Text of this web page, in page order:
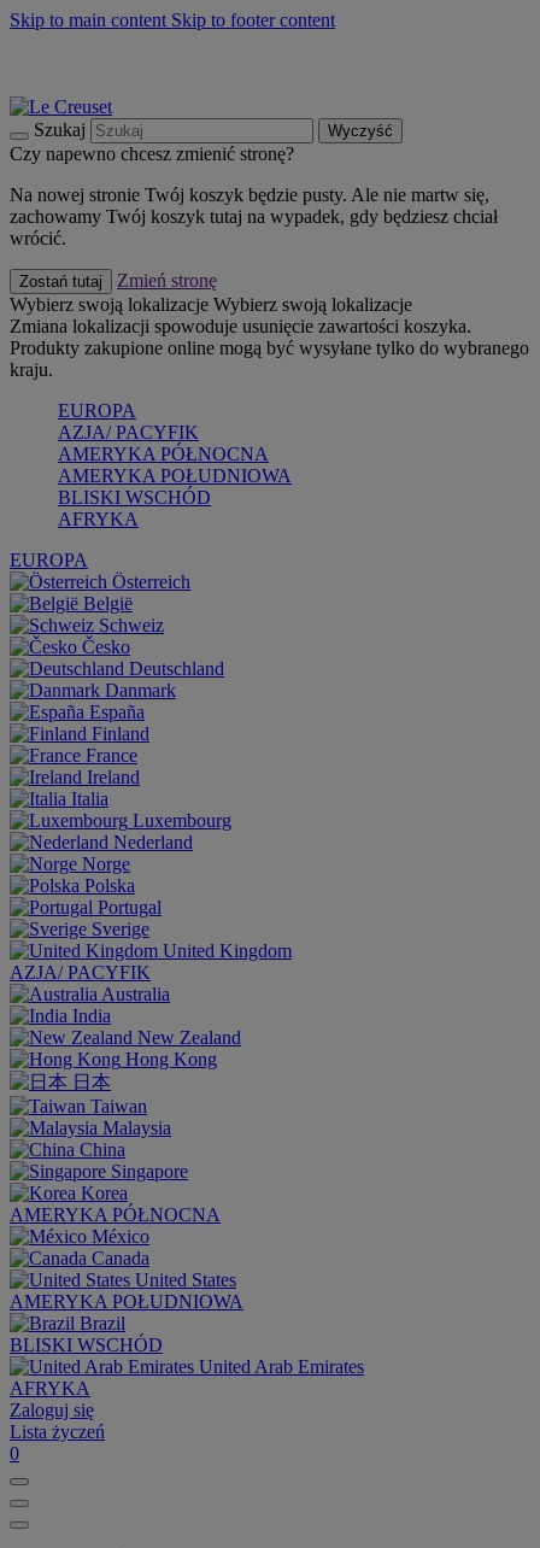
Skip to main content Skip to footer content
Szukaj Wyczyść
Czy napewno chcesz zmienić stronę?
Na nowej stronie Twój koszyk będzie pusty. Ale nie martw się,
zachowamy Twój koszyk tutaj na wypadek, gdy będziesz chciał
wrócić.
Zostań tutaj
Zmień stronę
Wybierz swoją lokalizacje Wybierz swoją lokalizacje
Zmiana lokalizacji spowoduje usunięcie zawartości koszyka.
Produkty zakupione online mogą być wysyłane tylko do wybranego
kraju.
EUROPA
AZJA/ PACYFIK
AMERYKA PÓŁNOCNA
AMERYKA POŁUDNIOWA
BLISKI WSCHÓD
AFRYKA
EUROPA
Österreich
België
Schweiz
Česko
Deutschland
Danmark
España
Finland
France
Ireland
Italia
Luxembourg
Nederland
Norge
Polska
Portugal
Sverige
United Kingdom
AZJA/ PACYFIK
Australia
India
New Zealand
Hong Kong
日本
Taiwan
Malaysia
China
Singapore
Korea
AMERYKA PÓŁNOCNA
México
Canada
United States
AMERYKA POŁUDNIOWA
Brazil
BLISKI WSCHÓD
United Arab Emirates
AFRYKA
Zaloguj się
Lista życzeń
0